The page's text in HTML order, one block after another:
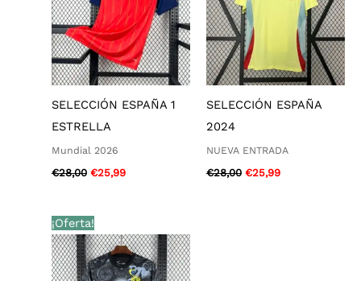
SELECCIÓN ESPAÑA 1
ESTRELLA
Mundial 2026
€28,00 €25,99
SELECCIÓN ESPAÑA
2024
NUEVA ENTRADA
€28,00 €25,99
¡Oferta!
El
precio
original
era:
€28,00.
precio
actual
es:
€25,99.